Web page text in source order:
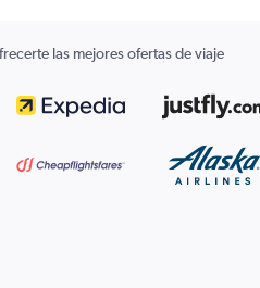
las mejores ofertas de viaje